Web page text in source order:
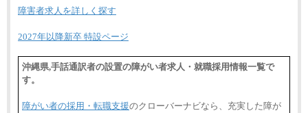
障害者求人を詳しく探す
2027年以降新卒 特設ページ
沖縄県,手話通訳者の設置の障がい者求人・就職採用情報一覧で
す。
障がい者の採用・転職支援のクローバーナビなら、充実した障が